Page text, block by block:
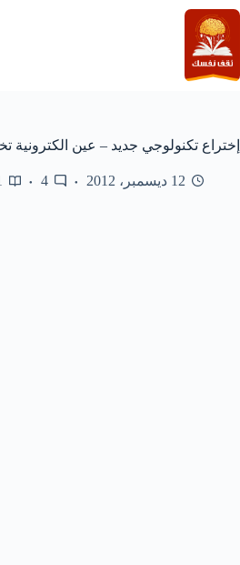
التجاوز
إلى
المحتوى
إختراع تكنولوجي جديد – عين الكترونية
12 ديسمبر، 2012 4